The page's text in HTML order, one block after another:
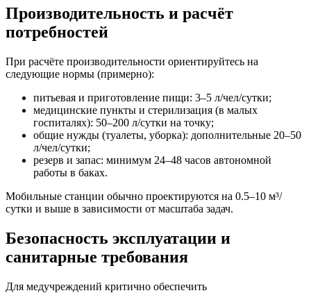
Производительность и расчёт
потребностей
При расчёте производительности ориентируйтесь на
следующие нормы (примерно):
питьевая и приготовление пищи: 3–5 л/чел/сутки;
медицинские пункты и стерилизация (в малых
госпиталях): 50–200 л/сутки на точку;
общие нужды (туалеты, уборка): дополнительные 20–50
л/чел/сутки;
резерв и запас: минимум 24–48 часов автономной
работы в баках.
Мобильные станции обычно проектируются на 0.5–10 м³/
сутки и выше в зависимости от масштаба задач.
Безопасность эксплуатации и
санитарные требования
Для медучреждений критично обеспечить